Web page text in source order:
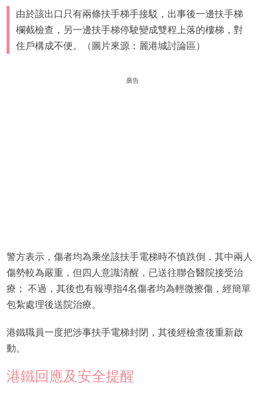
由於該出口只有兩條扶手梯手接駁，出事後一邊扶手梯
欄截檢查，另一邊扶手梯停駛變成雙程上落的樓梯，對
住戶構成不便。（圖片來源：麗港城討論區）
廣告
警方表示，傷者均為乘坐該扶手電梯時不慎跌倒，其中兩人
傷勢較為嚴重，但四人意識清醒，已送往聯合醫院接受治
療； 不過，其後也有報導指4名傷者均為輕微擦傷，經簡單
包紮處理後送院治療。
港鐵職員一度把涉事扶手電梯封閉，其後經檢查後重新啟
動。
港鐵回應及安全提醒